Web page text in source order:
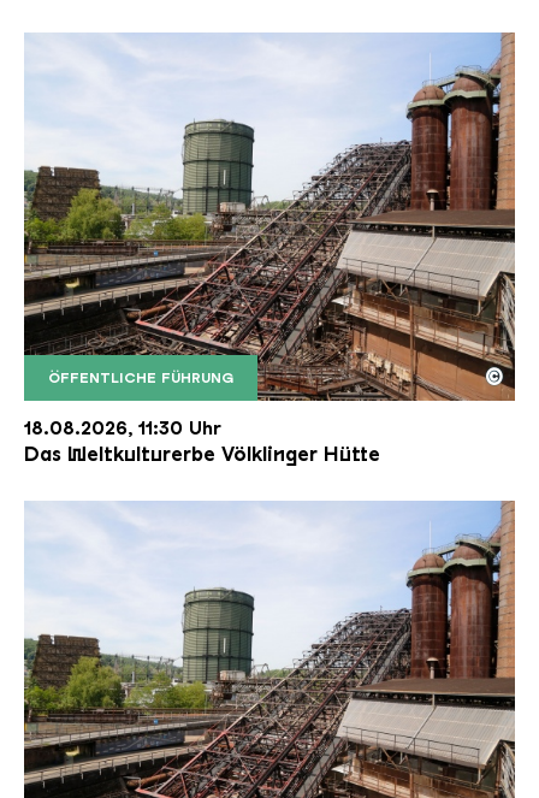
ÖFFENTLICHE FÜHRUNG
Der Erzschrägaufzug der Völklinger Hütte mit
Copyright: Weltkulturerbe Völklinger Hütte | Karl
©
18.08.2026, 11:30 Uhr
Das Weltkulturerbe Völklinger Hütte